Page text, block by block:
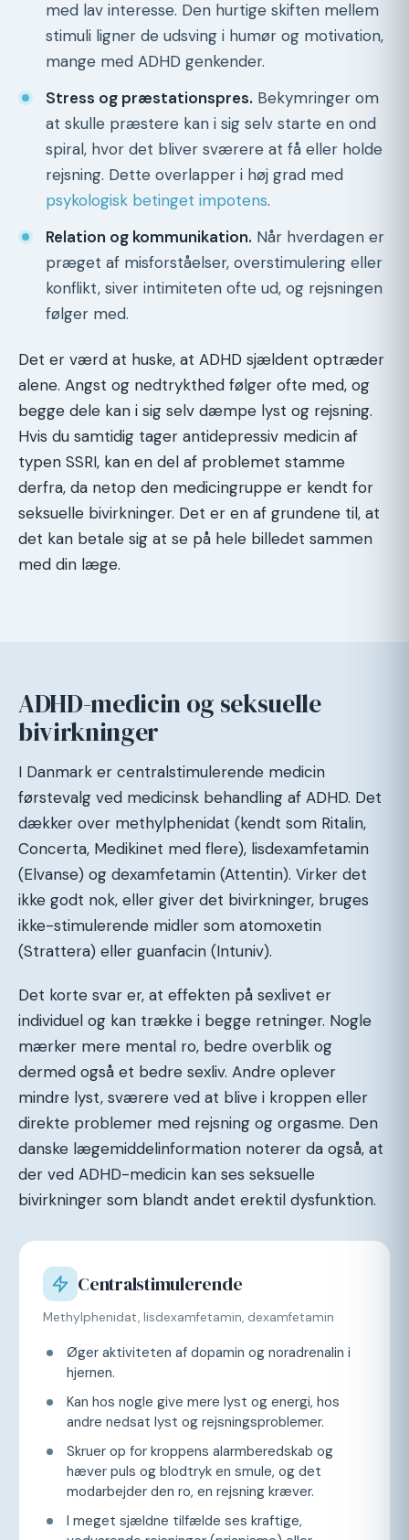
med lav interesse. Den hurtige skiften mellem
stimuli ligner de udsving i humør og motivation,
mange med ADHD genkender.
Stress og præstationspres. Bekymringer om
at skulle præstere kan i sig selv starte en ond
spiral, hvor det bliver sværere at få eller holde
rejsning. Dette overlapper i høj grad med
psykologisk betinget impotens.
Relation og kommunikation. Når hverdagen er
præget af misforståelser, overstimulering eller
konflikt, siver intimiteten ofte ud, og rejsningen
følger med.
Det er værd at huske, at ADHD sjældent optræder
alene. Angst og nedtrykthed følger ofte med, og
begge dele kan i sig selv dæmpe lyst og rejsning.
Hvis du samtidig tager antidepressiv medicin af
typen SSRI, kan en del af problemet stamme
derfra, da netop den medicingruppe er kendt for
seksuelle bivirkninger. Det er en af grundene til, at
det kan betale sig at se på hele billedet sammen
med din læge.
ADHD-medicin og seksuelle
bivirkninger
I Danmark er centralstimulerende medicin
førstevalg ved medicinsk behandling af ADHD. Det
dækker over methylphenidat (kendt som Ritalin,
Concerta, Medikinet med flere), lisdexamfetamin
(Elvanse) og dexamfetamin (Attentin). Virker det
ikke godt nok, eller giver det bivirkninger, bruges
ikke-stimulerende midler som atomoxetin
(Strattera) eller guanfacin (Intuniv).
Det korte svar er, at effekten på sexlivet er
individuel og kan trække i begge retninger. Nogle
mærker mere mental ro, bedre overblik og
dermed også et bedre sexliv. Andre oplever
mindre lyst, sværere ved at blive i kroppen eller
direkte problemer med rejsning og orgasme. Den
danske lægemiddelinformation noterer da også, at
der ved ADHD-medicin kan ses seksuelle
bivirkninger som blandt andet erektil dysfunktion.
Centralstimulerende
Methylphenidat, lisdexamfetamin, dexamfetamin
Øger aktiviteten af dopamin og noradrenalin i
hjernen.
Kan hos nogle give mere lyst og energi, hos
andre nedsat lyst og rejsningsproblemer.
Skruer op for kroppens alarmberedskab og
hæver puls og blodtryk en smule, og det
modarbejder den ro, en rejsning kræver.
I meget sjældne tilfælde ses kraftige,